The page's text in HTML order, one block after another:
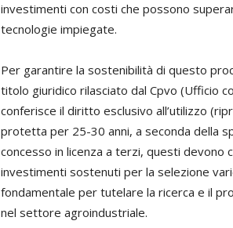
investimenti con costi che possono
tecnologie impiegate.
Per garantire la sostenibilità di questo
titolo giuridico rilasciato dal Cpvo (Ufficio
conferisce il diritto esclusivo all’utilizzo
protetta per 25-30 anni, a seconda della
concesso in licenza a terzi, questi devono
investimenti sostenuti per la selezione
fondamentale per tutelare la ricerca e il
nel settore agroindustriale.